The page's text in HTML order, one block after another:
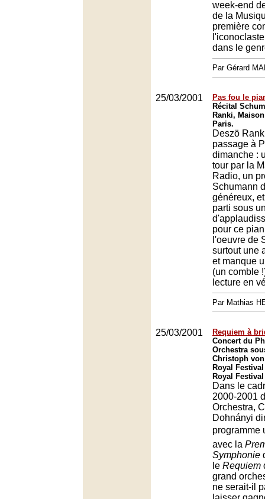
week-end
de la
première
dans le
Par Gérard
25/03/2001
Pas fou le
Récital
Ranki,
Paris.
Deszö
passage à
dimanche :
tour par la
Radio, un
Schumann
généreux,
parti sous
pour ce
l'oeuvre de
surtout une
et manque
(un comble
lecture en
Par Mathias
25/03/2001
Requiem à
Concert du
Orchestra
Christoph
Royal
Royal
Dans le
2000-2001
Orchestra,
Dohnányi
programme
avec la
Symphonie
le Requiem
grand
ne serait-il